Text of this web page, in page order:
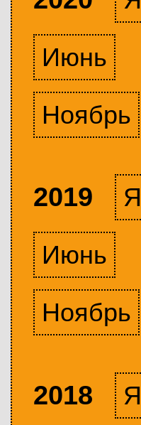
Июнь
Ноябрь
2019
Июнь
Ноябрь
2018